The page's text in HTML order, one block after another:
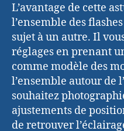
L’avantage de cette
l’ensemble des
sujet à un autre. Il
réglages en prenant
comme modèle des
l’ensemble autour de
souhaitez
ajustements de
de retrouver